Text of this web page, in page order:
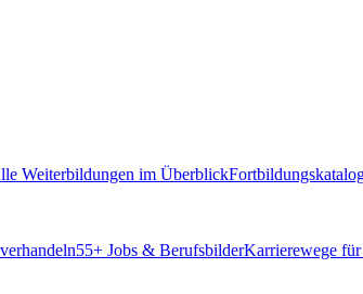
Weiterbildungen im Überblick
55+ Jobs & BerufsbilderKarrierewege